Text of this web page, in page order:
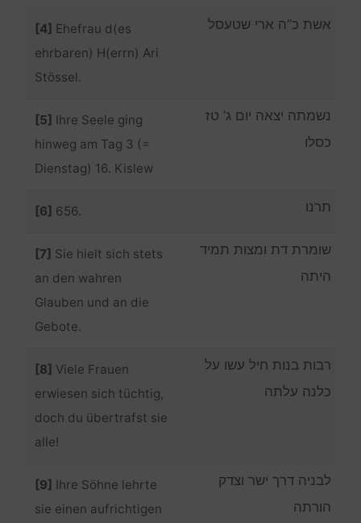
[4] Ehefrau d(es
ehrbaren) H(errn) Ari
Stössel.
אשת כ”ה ארי שטעסל
[5] Ihre Seele ging
hinweg am Tag 3 (=
Dienstag) 16. Kislew
נשמתה יצאה יום ג’ טז
כסלו
[6] 656. תרנו
[7] Sie hielt sich stets
an den wahren
Glauben und an die
Gebote.
שומרת דת ומצות תמיד
היתה
[8] Viele Frauen
erwiesen sich tüchtig,
doch du übertrafst sie
alle!
רבות בנות חיל עשו על
כלנה עלתה
[9] Ihre Söhne lehrte
sie einen aufrichtigen
לבניה דרך ישר וצדק
הורתה